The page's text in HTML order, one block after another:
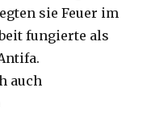
sie Feuer im
fungierte als
auch